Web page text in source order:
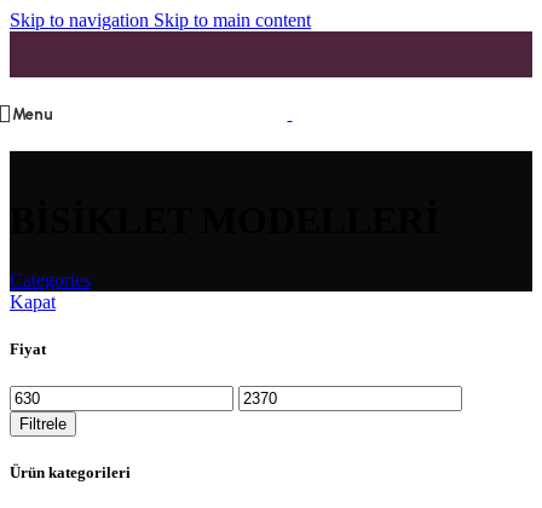
Skip to navigation Skip to main content
Menu
Categories
Kapat
Fiyat
Filtrele
Ürün kategorileri